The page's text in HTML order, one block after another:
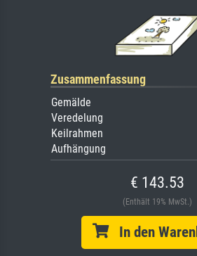
Zusammenfassung
Gemälde
Veredelung
Keilrahmen
Aufhängung
€ 143.53
(Enthält 19% MwSt.)
In den